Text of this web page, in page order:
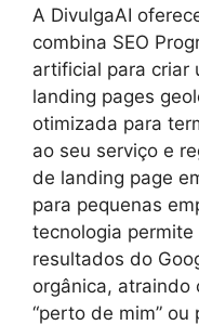
A DivulgaAI
combina SEO
artificial para criar
landing pages
otimizada para
ao seu serviço e
de landing page
para pequenas
tecnologia
resultados do
orgânica, atraindo
“perto de mim”